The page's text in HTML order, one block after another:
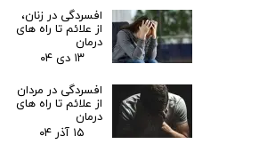
افسردگی در زنان،
از علائم تا راه های
درمان
۱۳ دی ۰۴
افسردگی در مردان
از علائم تا راه های
درمان
۱۵ آذر ۰۴